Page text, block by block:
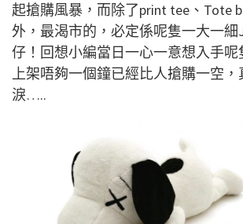
起搶購風暴，而除了print tee、Tote
外，最渴市的，必定係呢隻一大一細
仔！回想小編當日一心一意想入手
上架唔夠一個鐘已經比人搶購一空，
淚…..